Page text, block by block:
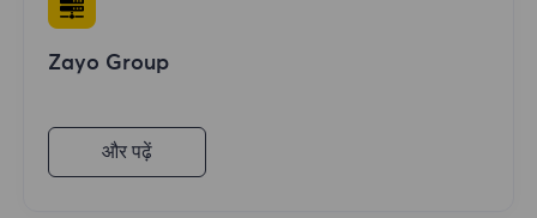
Zayo Group
और पढ़ें